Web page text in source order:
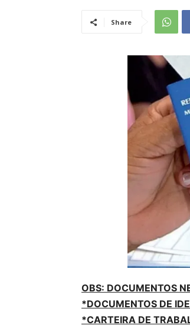
Share
OBS: DOCUMENTOS
*DOCUMENTOS DE
*CARTEIRA DE